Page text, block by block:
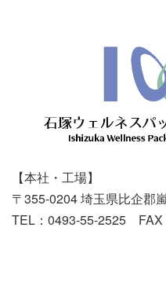
【本社・工場】
〒355-0204 埼玉県比企郡
TEL：0493-55-2525 FAX